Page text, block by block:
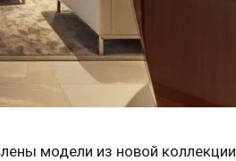
модели из новой коллекции